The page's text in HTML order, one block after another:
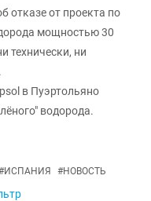
отказе от проекта по
мощностью 30
технически, ни
в Пуэртольяно
водорода.
ИСПАНИЯ #НОВОСТЬ